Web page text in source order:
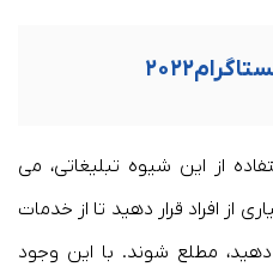
۲۰۲۲
از این شیوه تبلیغاتی، می
از افراد قرار دهید تا از خدمات
مطلع شوند. با این وجود